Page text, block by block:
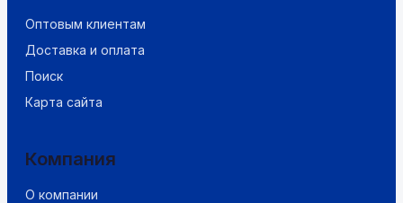
Оптовым клиентам
Доставка и оплата
Поиск
Карта сайта
Компания
О компании